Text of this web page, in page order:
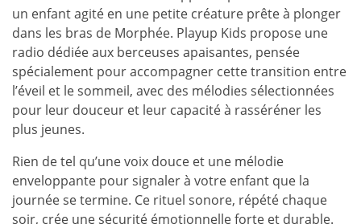
un enfant agité en une petite créature prête à plonger
dans les bras de Morphée. Playup Kids propose une
radio dédiée aux berceuses apaisantes, pensée
spécialement pour accompagner cette transition entre
l’éveil et le sommeil, avec des mélodies sélectionnées
pour leur douceur et leur capacité à rasséréner les
plus jeunes.
Rien de tel qu’une voix douce et une mélodie
enveloppante pour signaler à votre enfant que la
journée se termine. Ce rituel sonore, répété chaque
soir, crée une sécurité émotionnelle forte et durable.